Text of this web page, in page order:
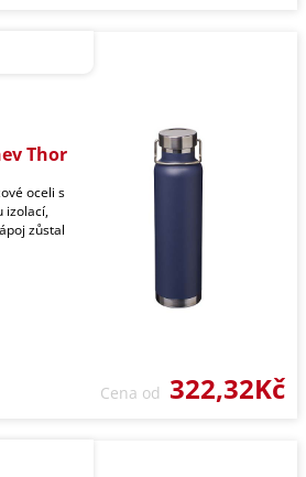
Thor
oceli s
izolací,
zůstal
Cena od 322,32Kč